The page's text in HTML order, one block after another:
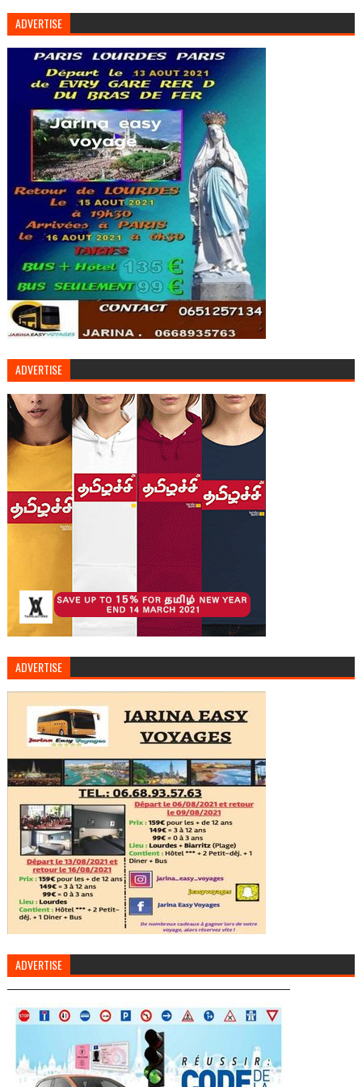
ADVERTISE
ADVERTISE
ADVERTISE
ADVERTISE